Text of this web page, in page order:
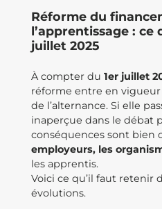
Réforme du
l’apprentissage : ce
juillet 2025
À compter du 1er juillet
réforme entre en
de l’alternance. Si elle
inaperçue dans le débat
conséquences sont bien
employeurs, les
les apprentis.
Voici ce qu’il faut retenir
évolutions.